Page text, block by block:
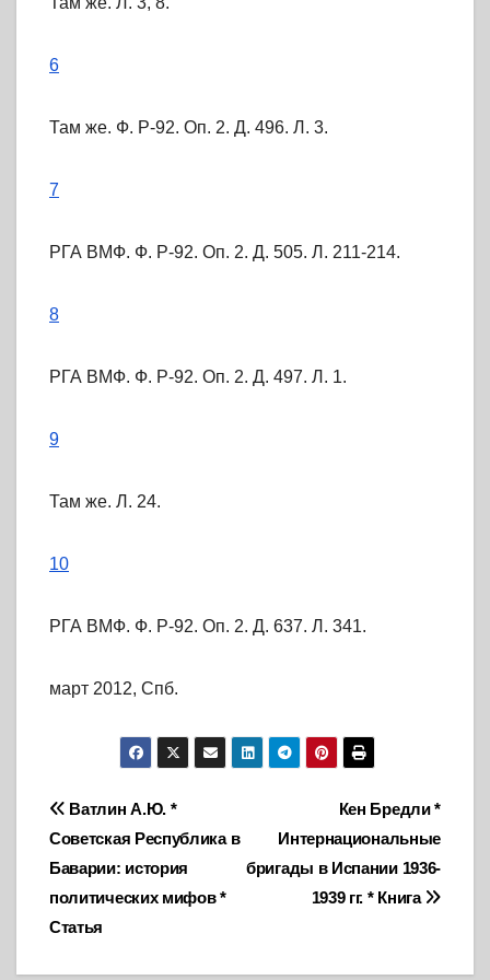
6
Там же. Ф. Р-92. Оп. 2. Д. 496. Л. 3.
7
РГА ВМФ. Ф. Р-92. Оп. 2. Д. 505. Л. 211-214.
8
РГА ВМФ. Ф. Р-92. Оп. 2. Д. 497. Л. 1.
9
Там же. Л. 24.
10
РГА ВМФ. Ф. Р-92. Оп. 2. Д. 637. Л. 341.
март 2012, Спб.
Навигация
по
записям
Кен Бредли *
Интернациональные
бригады в Испании 1936-
1939 гг. * Книга
Ватлин А.Ю. *
Советская Республика в
Баварии: история
политических мифов *
Статья